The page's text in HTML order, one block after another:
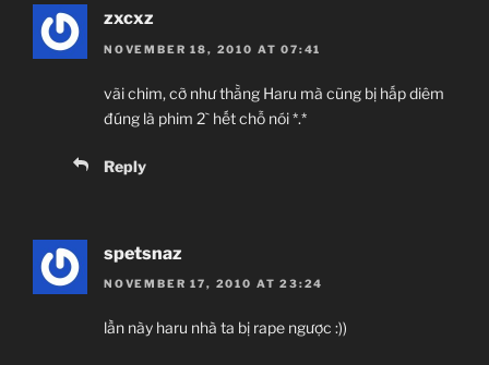
zxcxz
NOVEMBER 18, 2010 AT 07:41
vãi chim, cỡ như thằng Haru mà cũng bị hấp diêm
đúng là phim 2` hết chỗ nói *.*
Reply
spetsnaz
NOVEMBER 17, 2010 AT 23:24
lần này haru nhà ta bị rape ngược :))